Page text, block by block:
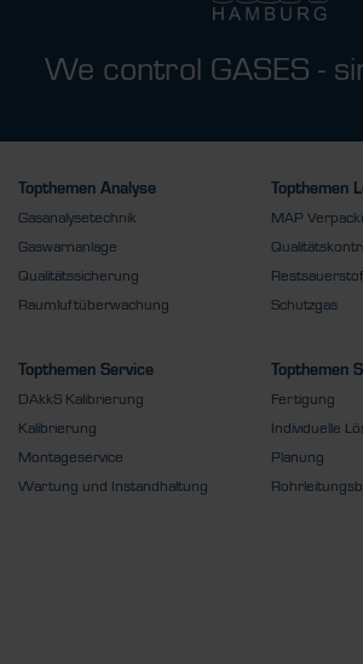
We control GASES -
Topthemen Analyse
Gasanalysetechnik
Gaswarnanlage
Qualitätssicherung
Raumluftüberwachung
Topthemen
MAP
Schutzgas
Topthemen Service
DAkkS Kalibrierung
Kalibrierung
Montageservice
Wartung und Instandhaltung
Topthemen
Fertigung
Individuelle
Planung